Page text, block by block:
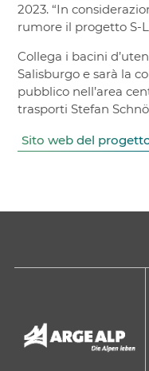
2023. “In
rumore il progetto S-
Collega i bacini
Salisburgo e sarà la
pubblico nell’area
trasporti Stefan
Sito web del